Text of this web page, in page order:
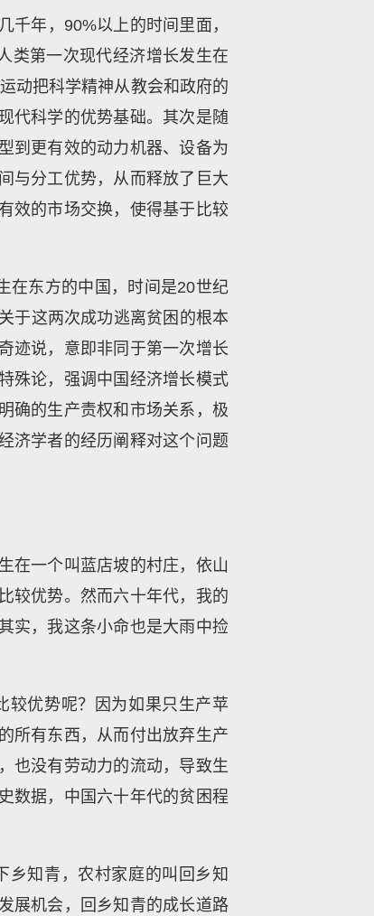
千年，90%以上的时间里面，
类第一次现代经济增长发生在
动把科学精神从教会和政府的
代科学的优势基础。其次是随
到更有效的动力机器、设备为
与分工优势，从而释放了巨大
效的市场交换，使得基于比较
在东方的中国，时间是20世纪
于这两次成功逃离贫困的根本
迹说，意即非同于第一次增长
殊论，强调中国经济增长模式
确的生产责权和市场关系，极
济学者的经历阐释对这个问题
在一个叫蓝店坡的村庄，依山
较优势。然而六十年代，我的
实，我这条小命也是大雨中捡
较优势呢？因为如果只生产苹
所有东西，从而付出放弃生产
也没有劳动力的流动，导致生
数据，中国六十年代的贫困程
乡知青，农村家庭的叫回乡知
展机会，回乡知青的成长道路